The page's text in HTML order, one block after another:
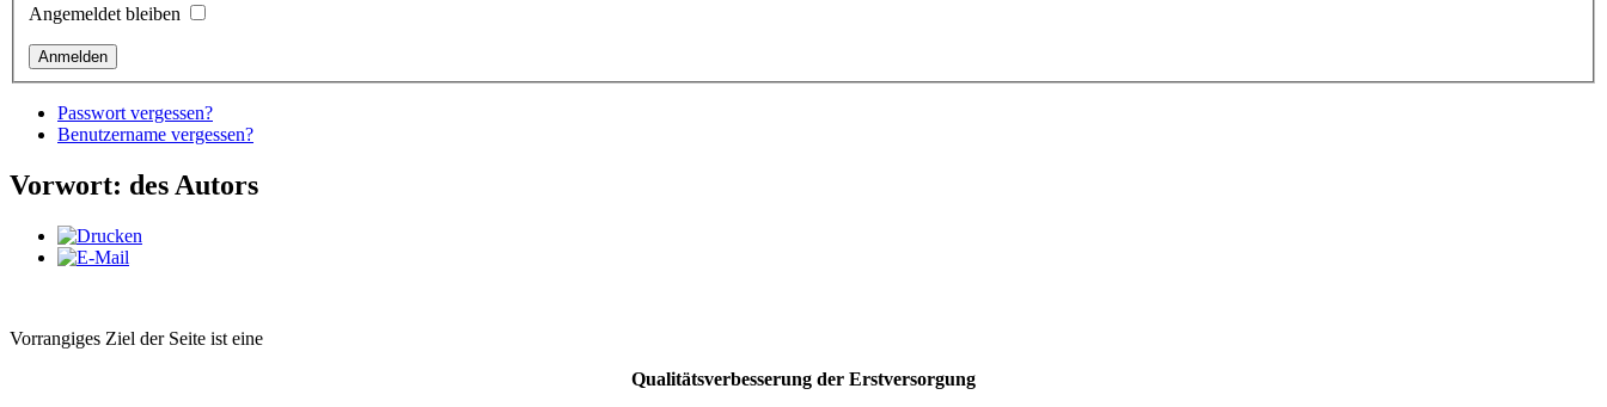
Angemeldet bleiben
Passwort vergessen?
Benutzername vergessen?
Vorwort: des Autors
Vorrangiges Ziel der Seite ist eine
Qualitätsverbesserung der Erstversorgung